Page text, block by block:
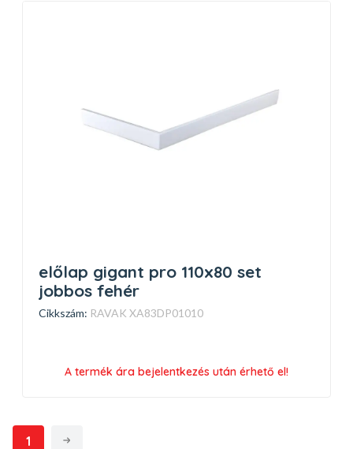
előlap gigant pro 110x80 set
jobbos fehér
Cikkszám: RAVAK XA83DP01010
A termék ára bejelentkezés után érhető el!
1